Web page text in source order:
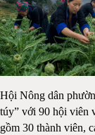
Hội Nông dân
túy” với 90 hội viên
gồm 30 thành viên,